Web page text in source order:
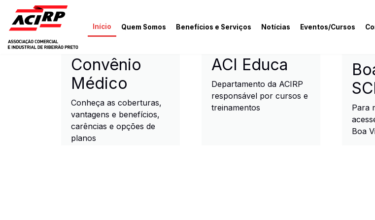
Pular para o conteúdo principal
Início Quem Somos Benefícios e Serviços Notícias Eventos/Cursos
ACIRP - Associação Comercial e
Convênio
Médico
Conheça as coberturas,
vantagens e benefícios,
carências e opções de
planos
ACI Educa
Departamento da ACIRP
responsável por cursos e
treinamentos
Para
Boa